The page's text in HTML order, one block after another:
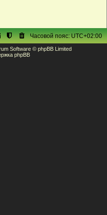
Часовой пояс:UTC+02:00
Software © phpBB Limited
phpBB